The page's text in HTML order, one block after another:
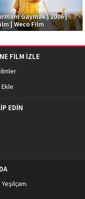
Gaymak | 2006 |
| Weco Film
FİLM İZLE
EDİN